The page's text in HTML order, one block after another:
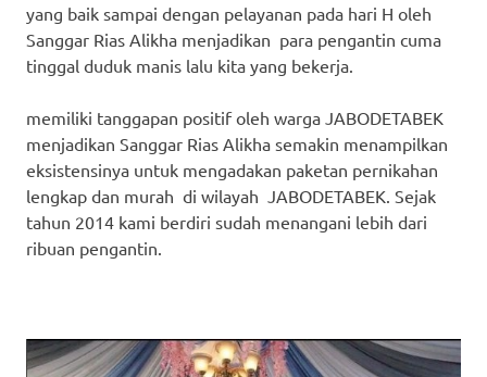
yang baik sampai dengan pelayanan pada hari H oleh
Sanggar Rias Alikha menjadikan para pengantin cuma
tinggal duduk manis lalu kita yang bekerja.
memiliki tanggapan positif oleh warga JABODETABEK
menjadikan Sanggar Rias Alikha semakin menampilkan
eksistensinya untuk mengadakan paketan pernikahan
lengkap dan murah di wilayah JABODETABEK. Sejak
tahun 2014 kami berdiri sudah menangani lebih dari
ribuan pengantin.